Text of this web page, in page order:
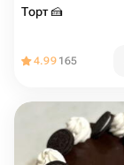
Торт 🍰️️
4.99 165